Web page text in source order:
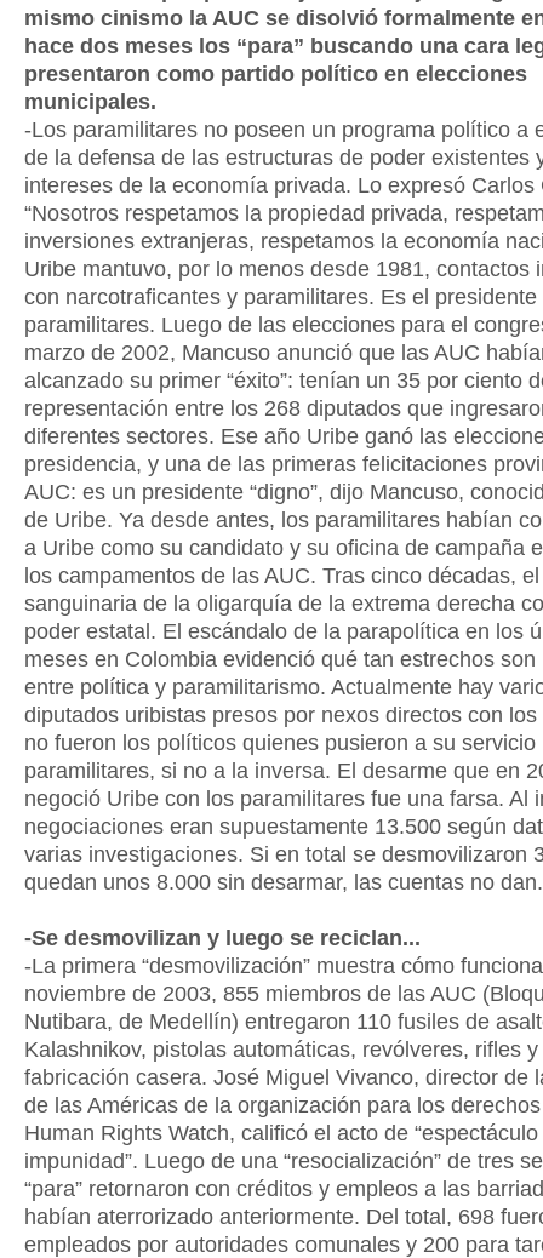
mismo cinismo la AUC se disolvió formalmente
hace dos meses los “para” buscando una cara
presentaron como partido político en elecciones
municipales.
-Los paramilitares no poseen un programa político a
de la defensa de las estructuras de poder existentes
intereses de la economía privada. Lo expresó Carlos
“Nosotros respetamos la propiedad privada,
inversiones extranjeras, respetamos la economía
Uribe mantuvo, por lo menos desde 1981, contactos
con narcotraficantes y paramilitares. Es el presidente
paramilitares. Luego de las elecciones para el
marzo de 2002, Mancuso anunció que las AUC
alcanzado su primer “éxito”: tenían un 35 por ciento
representación entre los 268 diputados que
diferentes sectores. Ese año Uribe ganó las
presidencia, y una de las primeras felicitaciones
AUC: es un presidente “digno”, dijo Mancuso,
de Uribe. Ya desde antes, los paramilitares habían
a Uribe como su candidato y su oficina de campaña
los campamentos de las AUC. Tras cinco décadas,
sanguinaria de la oligarquía de la extrema derecha
poder estatal. El escándalo de la parapolítica en los
meses en Colombia evidenció qué tan estrechos son
entre política y paramilitarismo. Actualmente hay
diputados uribistas presos por nexos directos con los
no fueron los políticos quienes pusieron a su servicio
paramilitares, si no a la inversa. El desarme que en
negoció Uribe con los paramilitares fue una farsa. Al
negociaciones eran supuestamente 13.500 según
varias investigaciones. Si en total se desmovilizaron
quedan unos 8.000 sin desarmar, las cuentas no
-Se desmovilizan y luego se reciclan...
-La primera “desmovilización” muestra cómo
noviembre de 2003, 855 miembros de las AUC
Nutibara, de Medellín) entregaron 110 fusiles de
Kalashnikov, pistolas automáticas, revólveres, rifles
fabricación casera. José Miguel Vivanco, director de
de las Américas de la organización para los
Human Rights Watch, calificó el acto de
impunidad”. Luego de una “resocialización” de tres
“para” retornaron con créditos y empleos a las
habían aterrorizado anteriormente. Del total, 698
empleados por autoridades comunales y 200 para